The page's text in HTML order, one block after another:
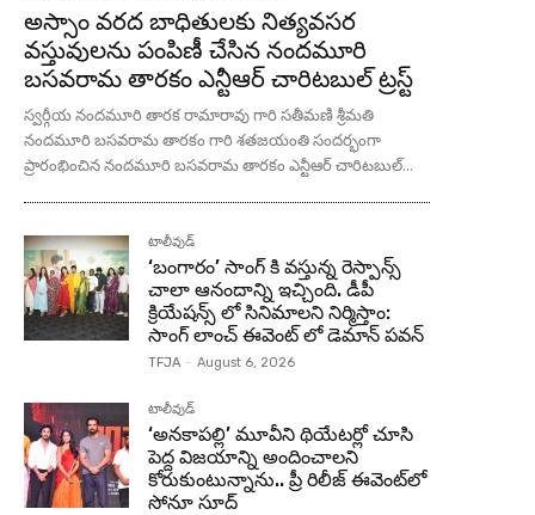
అస్సాం వరద బాధితులకు నిత్యవసర
వస్తువులను పంపిణీ చేసిన నందమూరి
బసవరామ తారకం ఎన్టీఆర్ చారిటబుల్ ట్రస్ట్
స్వర్గీయ నందమూరి తారక రామారావు గారి సతీమణి శ్రీమతి
నందమూరి బసవరామ తారకం గారి శతజయంతి సందర్భంగా
ప్రారంభించిన నందమూరి బసవరామ తారకం ఎన్టీఆర్ చారిటబుల్...
టాలీవుడ్
‘బంగారం’ సాంగ్ కి వస్తున్న రెస్పాన్స్
చాలా ఆనందాన్ని ఇచ్చింది. డీపీ
క్రియేషన్స్ లో సినిమాలని నిర్మిస్తాం:
సాంగ్ లాంచ్ ఈవెంట్ లో డెమాన్ పవన్
TFJA - August 6, 2026
టాలీవుడ్
‘అనకాపల్లి’ మూవీని థియేటర్లో చూసి
పెద్ద విజయాన్ని అందించాలని
కోరుకుంటున్నాను.. ప్రీ రిలీజ్ ఈవెంట్‌లో
సోనూ సూద్